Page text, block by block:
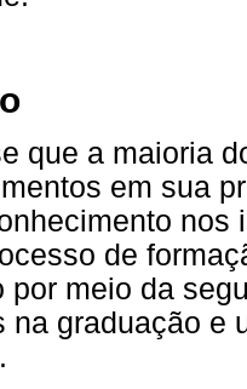
que a maioria
em sua
nos
de
por meio da
na graduação e